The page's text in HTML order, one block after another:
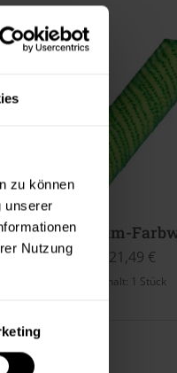
zu können
unserer
Nutzung
Premium-
21,49 €
Inhalt: 1 Stück